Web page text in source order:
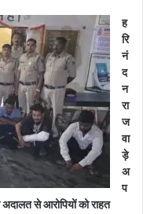
ह
रि
नं
द
न
रा
ज
वा
ड़े
अ
प
से आरोपियों को राहत